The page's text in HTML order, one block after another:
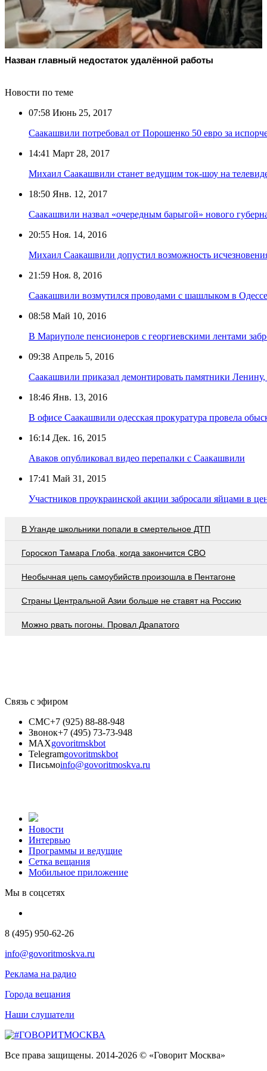
Назван главный недостаток удалённой работы
Новости по теме
07:58 Июнь 25, 2017
Саакашвили потребовал от Порошенко 50 евро за
14:41 Март 28, 2017
Михаил Саакашвили станет ведущим ток-шоу на
18:50 Янв. 12, 2017
Саакашвили назвал «очередным барыгой» нового
20:55 Ноя. 14, 2016
Михаил Саакашвили допустил возможность
21:59 Ноя. 8, 2016
Саакашвили возмутился проводами с шашлыком в Одессе
08:58 Май 10, 2016
В Мариуполе пенсионеров с георгиевскими лентами
09:38 Апрель 5, 2016
Саакашвили приказал демонтировать памятники
18:46 Янв. 13, 2016
В офисе Саакашвили одесская прокуратура провела
16:14 Дек. 16, 2015
Аваков опубликовал видео перепалки с Саакашвили
17:41 Май 31, 2015
Участников проукраинской акции забросали яйцами в
В Уганде школьники попали в смертельное ДТП
Гороскоп Тамара Глоба, когда закончится СВО
Необычная цепь самоубийств произошла в Пентагоне
Страны Центральной Азии больше не ставят на Россию
Можно рвать погоны. Провал Драпатого
Связь с эфиром
СМС+7 (925) 88-88-948
Звонок+7 (495) 73-73-948
MAXgovoritmskbot
Telegramgovoritmskbot
Письмоinfo@govoritmoskva.ru
Новости
Интервью
Программы и ведущие
Сетка вещания
Мобильное приложение
Мы в соцсетях
8 (495) 950-62-26
info@govoritmoskva.ru
Реклама на радио
Города вещания
Наши слушатели
Все права защищены. 2014-2026 © «Говорит Москва»